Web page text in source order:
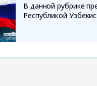
В данной рубрике
Республикой